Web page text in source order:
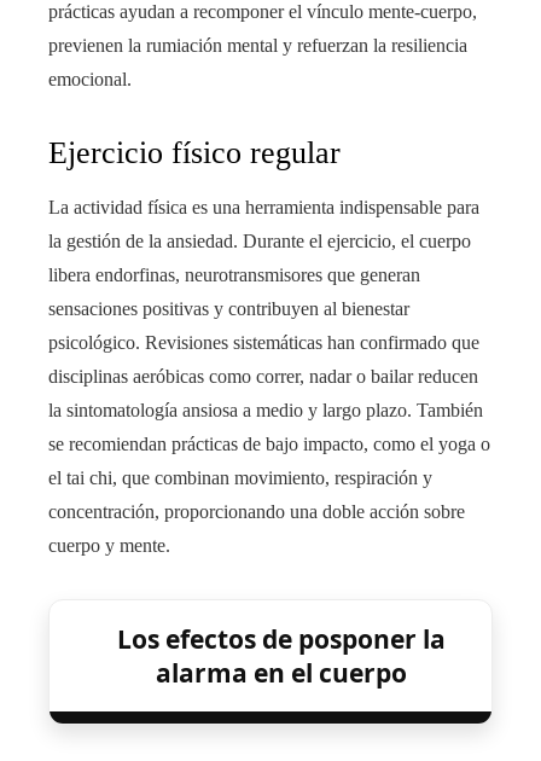
prácticas ayudan a recomponer el vínculo mente-cuerpo,
previenen la rumiación mental y refuerzan la resiliencia
emocional.
Ejercicio físico regular
La actividad física es una herramienta indispensable para
la gestión de la ansiedad. Durante el ejercicio, el cuerpo
libera endorfinas, neurotransmisores que generan
sensaciones positivas y contribuyen al bienestar
psicológico. Revisiones sistemáticas han confirmado que
disciplinas aeróbicas como correr, nadar o bailar reducen
la sintomatología ansiosa a medio y largo plazo. También
se recomiendan prácticas de bajo impacto, como el yoga o
el tai chi, que combinan movimiento, respiración y
concentración, proporcionando una doble acción sobre
cuerpo y mente.
Los efectos de posponer la
alarma en el cuerpo